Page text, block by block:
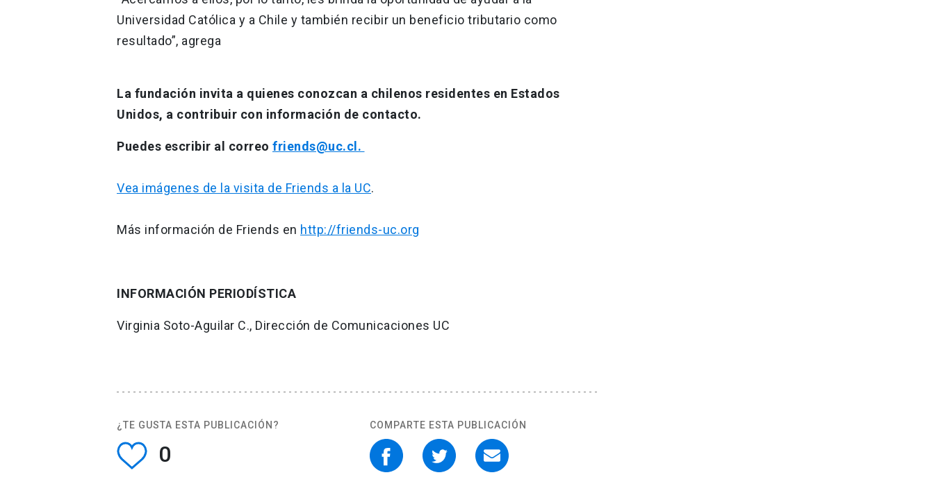
Universidad Católica y a Chile y también recibir un beneficio tributario como
resultado”, agrega
La fundación invita a quienes conozcan a chilenos residentes en Estados
Unidos, a contribuir con información de contacto.
Puedes escribir al correo friends@uc.cl.
Vea imágenes de la visita de Friends a la UC.
Más información de Friends en http://friends-uc.org
INFORMACIÓN PERIODÍSTICA
Virginia Soto-Aguilar C., Dirección de Comunicaciones UC
¿TE GUSTA ESTA PUBLICACIÓN?
0
COMPARTE ESTA PUBLICACIÓN